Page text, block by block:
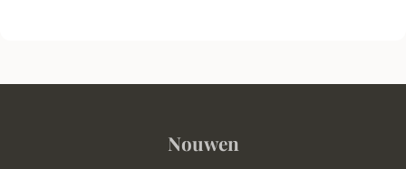
Nouwen